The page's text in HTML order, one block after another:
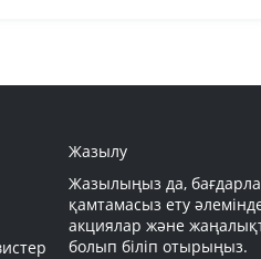
Жазылу
Жазылыңыз да,
қамтамасыз ету
акциялар және
болып біліп отырыңыз.